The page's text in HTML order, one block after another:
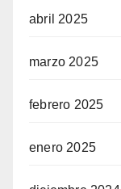
abril 2025
marzo 2025
febrero 2025
enero 2025